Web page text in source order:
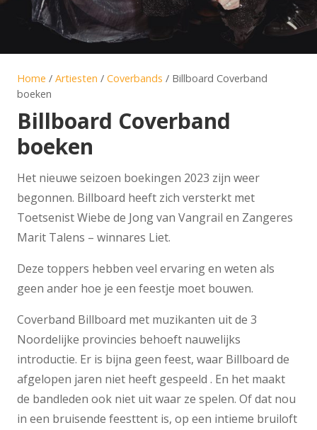
Home / Artiesten / Coverbands / Billboard Coverband
boeken
Billboard Coverband
boeken
Het nieuwe seizoen boekingen 2023 zijn weer
begonnen. Billboard heeft zich versterkt met
Toetsenist Wiebe de Jong van Vangrail en Zangeres
Marit Talens – winnares Liet.
Deze toppers hebben veel ervaring en weten als
geen ander hoe je een feestje moet bouwen.
Coverband Billboard met muzikanten uit de 3
Noordelijke provincies behoeft nauwelijks
introductie. Er is bijna geen feest, waar Billboard de
afgelopen jaren niet heeft gespeeld . En het maakt
de bandleden ook niet uit waar ze spelen. Of dat nou
in een bruisende feesttent is, op een intieme bruiloft